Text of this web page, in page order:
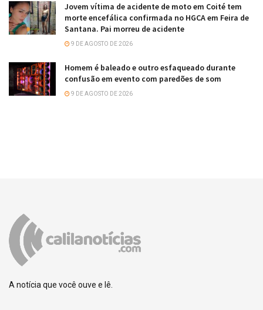
Jovem vítima de acidente de moto em Coité tem
morte encefálica confirmada no HGCA em Feira de
Santana. Pai morreu de acidente
9 DE AGOSTO DE 2026
Homem é baleado e outro esfaqueado durante
confusão em evento com paredões de som
9 DE AGOSTO DE 2026
A notícia que você ouve e lê.